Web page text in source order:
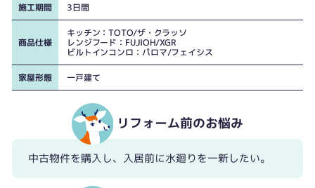
施工期間 3日間
商品仕様
キッチン：TOTO/ザ・クラッソ
レンジフード：FUJIOH/XGR
ビルトインコンロ：パロマ/フェイシス
家屋形態 一戸建て
リフォーム前のお悩み
中古物件を購入し、入居前に水廻りを一新したい。